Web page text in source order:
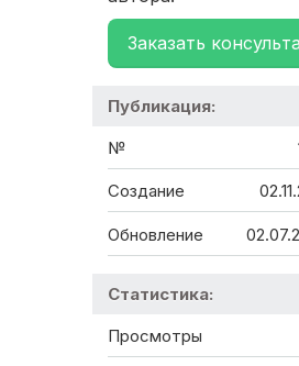
Заказать
Публикация:
№
Создание
Обновление
Статистика:
Просмотры